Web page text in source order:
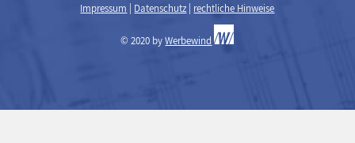
Impressum Datenschutz rechtliche Hinweise
© 2020 byWerbewind